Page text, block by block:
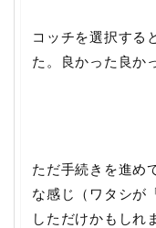
コッチを選択する
た。良かった良か
ただ手続きを進め
な感じ（ワタシが
しただけかもしれ